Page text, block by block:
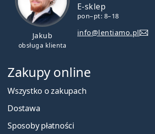
Jakub
obsługa klienta
E-sklep
pon–pt: 8–18
info@lentiamo.pl
Zakupy online
Wszystko o zakupach
Dostawa
Sposoby płatności